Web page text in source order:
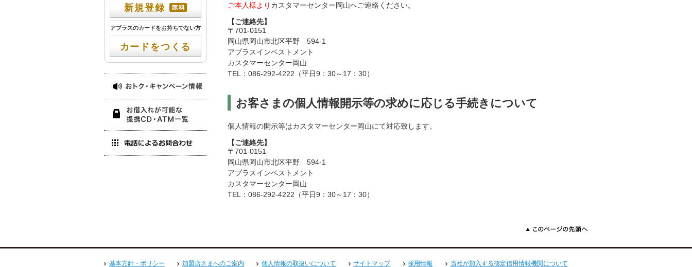
ご本人様より カスタマーセンター岡山へご連絡ください。
【ご連絡先】
〒701-0151
岡山県岡山市北区平野 594-1
アプラスインベストメント
カスタマーセンター岡山
TEL：086-292-4222（平日9：30～17：30）
お客さまの個人情報開示等の求めに応じる手続きについて
個人情報の開示等はカスタマーセンター岡山にて対応致します。
【ご連絡先】
〒701-0151
岡山県岡山市北区平野 594-1
アプラスインベストメント
カスタマーセンター岡山
TEL：086-292-4222（平日9：30～17：30）
新規登録
アプラスのカードをお持ちでない方
カードをつくる
おトク・キャンペーン情報
お借入れが可能な提携CD・ATM一覧
基本方針・ポリシー 加盟店さまへのご案内 個人情報の取扱いについて サイトマップ 採用情報 当社が加入する指定信用情報機関について